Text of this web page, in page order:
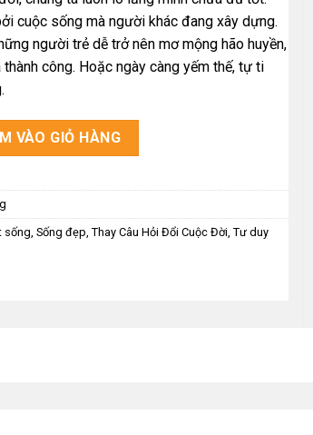
cuộc sống mà người khác đang xây dựng.
người trẻ dễ trở nên mơ mộng hão huyền,
công. Hoặc ngày càng yếm thế, tự ti
số lượng
VÀO GIỎ HÀNG
sống Sống đẹp Thay Câu Hỏi Đổi Cuộc Đời, Tư duy